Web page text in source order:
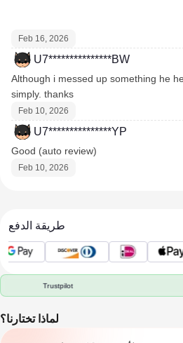
Feb 16, 2026
U7***************BW
Although i messed up something he
simply. thanks
Feb 10, 2026
U7***************YP
Good (auto review)
Feb 10, 2026
طريقة الدفع
Trustpilot
لماذا تختارنا؟